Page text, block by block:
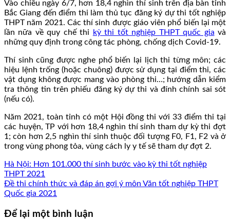
Vào chiều ngày 6/7, hơn 18,4 nghìn thí sinh trên địa bàn tỉnh
Bắc Giang đến điểm thi làm thủ tục đăng ký dự thi tốt nghiệp
THPT năm 2021. Các thí sinh được giáo viên phổ biến lại một
lần nữa về quy chế thi
kỳ thi tốt nghiệp THPT quốc gia và
những quy định trong công tác phòng, chống dịch Covid-19.
Thí sinh cũng được nghe phổ biến lại lịch thi từng môn; các
hiệu lệnh trống (hoặc chuông) được sử dụng tại điểm thi, các
vật dụng không được mang vào phòng thi…; hướng dẫn kiểm
tra thông tin trên phiếu đăng ký dự thi và đính chính sai sót
(nếu có).
Năm 2021, toàn tỉnh có một Hội đồng thi với 33 điểm thi tại
các huyện, TP với hơn 18,4 nghìn thí sinh tham dự kỳ thi đợt
1; còn hơn 2,5 nghìn thí sinh thuộc đối tượng F0, F1, F2 và ở
trong vùng phong tỏa, vùng cách ly y tế sẽ tham dự đợt 2.
Hà Nội: Hơn 101.000 thí sinh bước vào kỳ thi tốt nghiệp
THPT 2021
Đề thi chính thức và đáp án gợi ý môn Văn tốt nghiệp THPT
Quốc gia 2021
Để lại một bình luận